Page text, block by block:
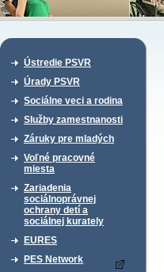
Ústredie PSVR
Úrady PSVR
Sociálne veci a rodina
Služby zamestnanosti
Záruky pre mladých
Voľné pracovné
miesta
Zariadenia
sociálnoprávnej
ochrany detí a
sociálnej kurately
EURES
PES Network